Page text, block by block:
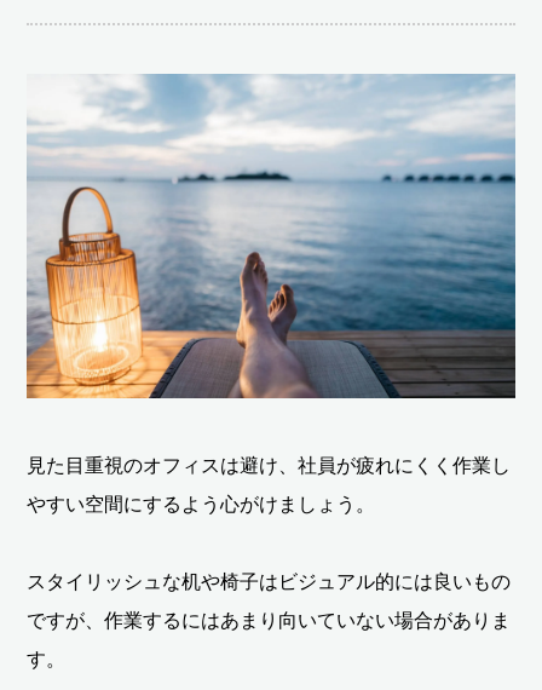
見た目重視のオフィスは避け、社員が疲れにくく作業し
やすい空間にするよう心がけましょう。
スタイリッシュな机や椅子はビジュアル的には良いもの
ですが、作業するにはあまり向いていない場合がありま
す。